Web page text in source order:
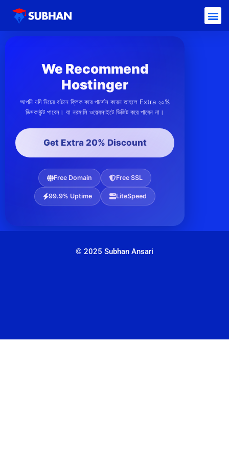
We Recommend
Hostinger
আপনি যদি নিচের বাটনে ক্লিক করে পার্সেস করেন তাহলে Extra ২০%
ডিসকাউন্ট পাবেন। যা নরমালি ওয়েবসাইটে ভিজিট করে পাবেন না।
Get Extra 20% Discount
Free Domain Free SSL
99.9% Uptime LiteSpeed
© 2025 Subhan Ansari